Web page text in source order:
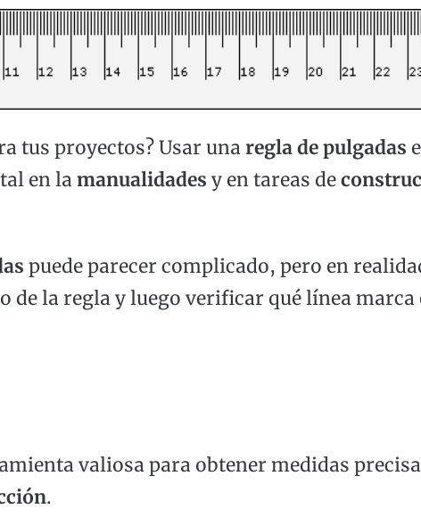
tus proyectos? Usar una regla de pulgadas
en lamanualidades y en tareas de
puede parecer complicado, pero en
de la regla y luego verificar qué línea
valiosa para obtener medidas
.